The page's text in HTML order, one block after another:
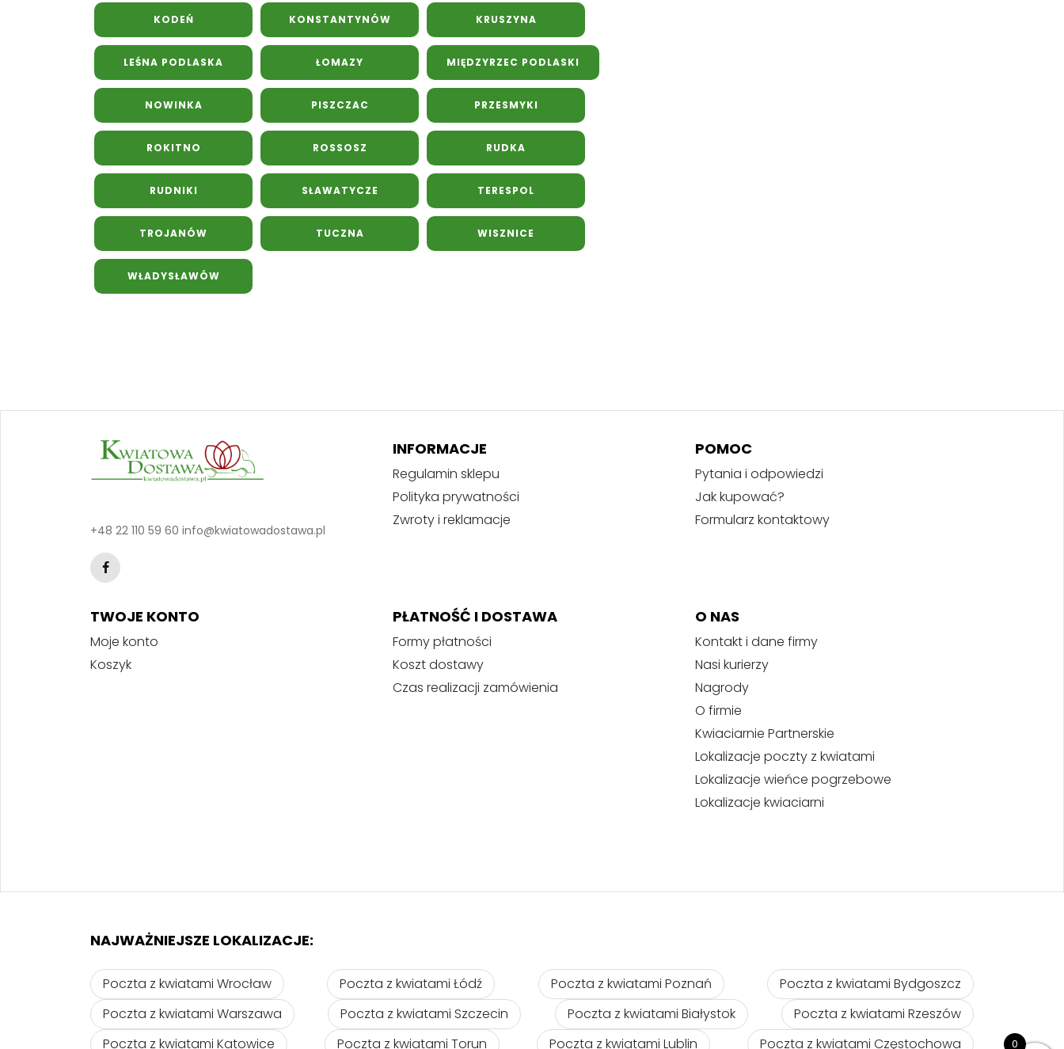
KODEŃ KONSTANTYNÓW KRUSZYNA
LEŚNA PODLASKA ŁOMAZY MIĘDZYRZEC PODLASKI
NOWINKA PISZCZAC PRZESMYKI
ROKITNO ROSSOSZ RUDKA
RUDNIKI SŁAWATYCZE TERESPOL
TROJANÓW TUCZNA WISZNICE
WŁADYSŁAWÓW
+48 22 110 59 60 info@kwiatowadostawa.pl
INFORMACJE
Regulamin sklepu
Polityka prywatności
Zwroty i reklamacje
POMOC
Pytania i odpowiedzi
Jak kupować?
Formularz kontaktowy
TWOJE KONTO
Moje konto
Koszyk
PŁATNOŚĆ I DOSTAWA
Formy płatności
Koszt dostawy
Czas realizacji zamówienia
O NAS
Kontakt i dane firmy
Nasi kurierzy
Nagrody
O firmie
Kwiaciarnie Partnerskie
Lokalizacje poczty z kwiatami
Lokalizacje wieńce pogrzebowe
Lokalizacje kwiaciarni
NAJWAŻNIEJSZE LOKALIZACJE:
Poczta z kwiatami Wrocław Poczta z kwiatami Łódź Poczta z kwiatami Poznań
Poczta z kwiatami Bydgoszcz
Poczta z kwiatami Warszawa
Poczta z kwiatami Szczecin Poczta z kwiatami Białystok
Poczta z kwiatami Rzeszów
Poczta z kwiatami Katowice
Poczta z kwiatami Torun Poczta z kwiatami Lublin Poczta z kwiatami Częstochowa 0